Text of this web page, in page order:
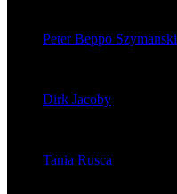
Peter Beppo Szymanski
Dirk Jacoby
Tania Rusca